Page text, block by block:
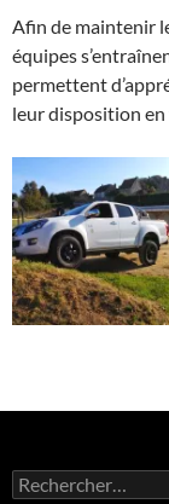
Afin de maintenir
équipes
permettent
leur disposition
Rechercher :